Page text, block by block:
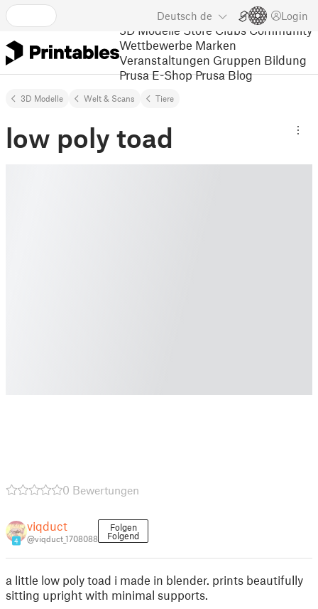
Deutsch de Login
3D Modelle Store Clubs Community
Wettbewerbe Marken
Veranstaltungen Gruppen Bildung
Prusa E-Shop Prusa Blog
3D Modelle Welt & Scans Tiere
low poly toad
0 Bewertungen
4
viqduct
@viqduct_1708088
Folgen
Folgend
a little low poly toad i made in blender. prints beautifully
sitting upright with minimal supports.